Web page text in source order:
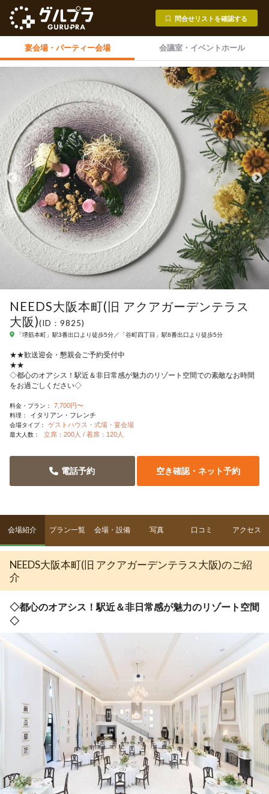
問合せリストを確認する
宴会場・ パーティー会場 会議室・ イベントホール
NEEDS大阪本町(旧 アクアガーデンテラス
大阪)(ID：9825)
「堺筋本町」駅3番出口より徒歩5分／「谷町四丁目」駅8番出口より徒歩5分
★★歓送迎会・懇親会ご予約受付中
◇都心のオアシス！駅近＆非日常感が魅力のリゾート空間での素敵なお時間
をお過ごしください◇
料金・プラン： 7,700円〜
料理： イタリアン・フレンチ
会場タイプ： ゲストハウス・式場・宴会場
最大人数： 立席：200人 / 着席：120人
空き確認・ネット予約
電話予約
会場紹介 プラン一覧 会場・設備 写真 口コミ アクセス
NEEDS大阪本町(旧 アクアガーデンテラス大阪)のご紹
介
◇都心のオアシス！駅近＆非日常感が魅力のリゾート空間
◇